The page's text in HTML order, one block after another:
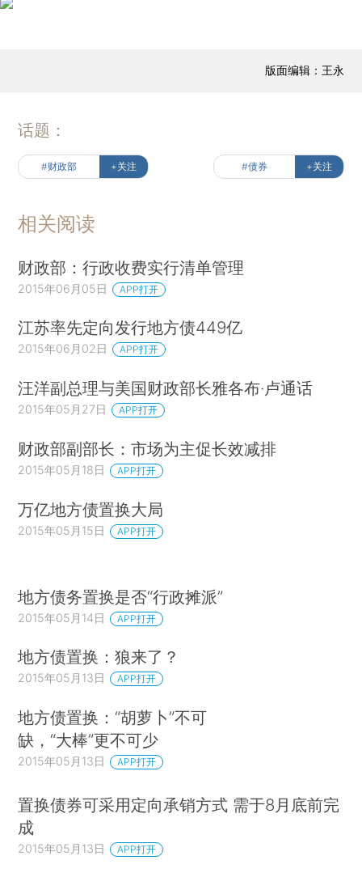
版面编辑：王永
话题：
#财政部 +关注 #债券 +关注
相关阅读
财政部：行政收费实行清单管理
2015年06月05日 APP打开
江苏率先定向发行地方债449亿
2015年06月02日 APP打开
汪洋副总理与美国财政部长雅各布·卢通话
2015年05月27日 APP打开
财政部副部长：市场为主促长效减排
2015年05月18日 APP打开
万亿地方债置换大局
2015年05月15日 APP打开
地方债务置换是否“行政摊派”
2015年05月14日 APP打开
地方债置换：狼来了？
2015年05月13日 APP打开
地方债置换：“胡萝卜”不可
缺，“大棒”更不可少
2015年05月13日 APP打开
置换债券可采用定向承销方式 需于8月底前完
成
2015年05月13日 APP打开